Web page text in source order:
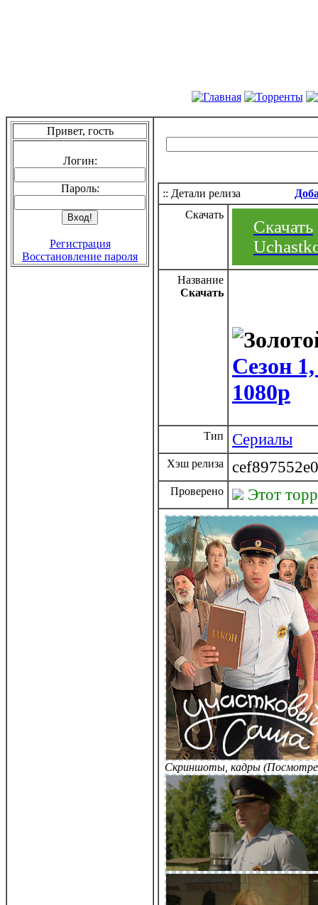
Привет, гость
Логин:
Пароль:
Регистрация
Восстановление пароля
:: Детали релиза
Скачать
Скачать
Название
Скачать
Сезон
1080p
Тип Сериалы
Хэш релиза
Проверено Этот
Скриншоты, кадры